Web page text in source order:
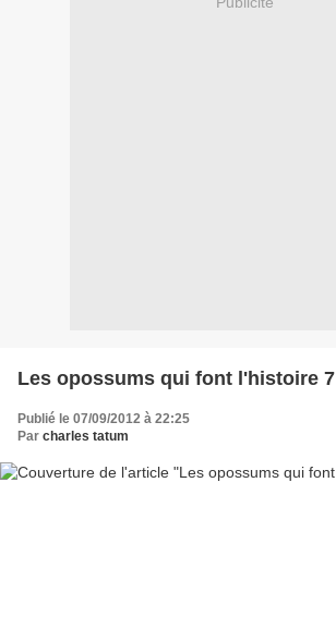
Les opossums qui font l'histoire 7
Publié le 07/09/2012 à 22:25
Par charles tatum